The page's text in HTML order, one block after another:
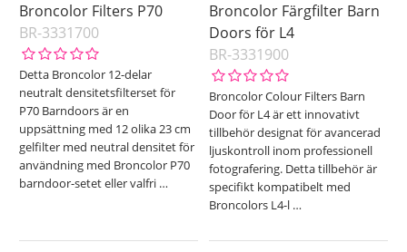
Broncolor Filters P70
BR-3331700
Detta Broncolor 12-delar
neutralt densitetsfilterset för
P70 Barndoors är en
uppsättning med 12 olika 23 cm
gelfilter med neutral densitet för
användning med Broncolor P70
barndoor-setet eller valfri …
Broncolor Färgfilter Barn
Doors för L4
BR-3331900
Broncolor Colour Filters Barn
Door för L4 är ett innovativt
tillbehör designat för avancerad
ljuskontroll inom professionell
fotografering. Detta tillbehör är
specifikt kompatibelt med
Broncolors L4-l …